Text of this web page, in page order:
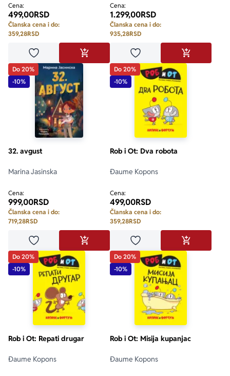
Cena:
499,00RSD
Članska cena i do:
359,28RSD
Dodaj u omiljeneDODAJ U KORPU
Cena:
1.299,00RSD
Članska cena i do:
935,28RSD
Dodaj u omiljeneDODAJ U
Do 20%
-10%
32. avgust
Marina Jasinska
Cena:
999,00RSD
Članska cena i do:
719,28RSD
Dodaj u omiljeneDODAJ U KORPU
Do 20%
-10%
Rob i Ot: Dva robota
Đaume Kopons
Cena:
499,00RSD
Članska cena i do:
359,28RSD
Dodaj u omiljeneDODAJ U
Do 20%
-10%
Rob i Ot: Repati drugar
Đaume Kopons
Do 20%
-10%
Rob i Ot: Misija kupanjac
Đaume Kopons